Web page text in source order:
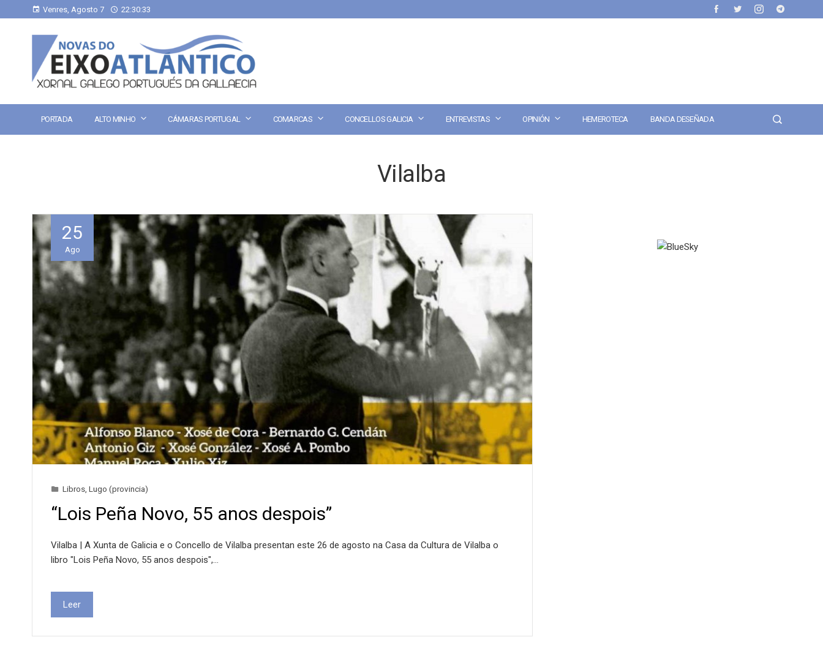
Venres, Agosto 7 22:30:33
PORTADA ALTO MINHO CÁMARAS PORTUGAL COMARCAS CONCELLOS GALICIA ENTREVISTAS OPINIÓN HEMEROTECA BANDA DESEÑADA
Vilalba
25
Ago
Libros Lugo (provincia)
“Lois Peña Novo, 55 anos despois”
Vilalba | A Xunta de Galicia e o Concello de Vilalba presentan este 26 de agosto na Casa da Cultura de Vilalba o
libro "Lois Peña Novo, 55 anos despois",…
Leer